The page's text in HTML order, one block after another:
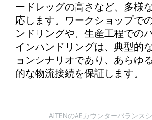
ードレッグの高さなど、多様
応します。ワークショップで
ンドリングや、生産工程での
インハンドリングは、典型的
ョンシナリオであり、あらゆ
的な物流接続を保証します。
AiTENのAEカウンターバランス